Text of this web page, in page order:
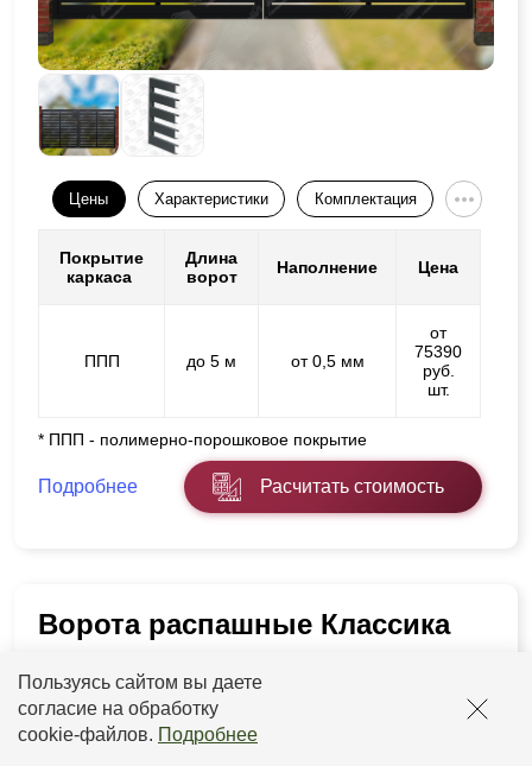
Пользуясь сайтом вы даете
согласие на обработку
cookie-файлов. Подробнее
Цены Характеристики Комплектация
Покрытие
каркаса
Длина
ворот
Наполнение Цена
ППП до 5 м от 0,5 мм
от
75390
руб.
шт.
* ППП - полимерно-порошковое покрытие
Подробнее Расчитать стоимость
Ворота распашные Классика